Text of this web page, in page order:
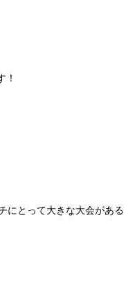
！
にとって大きな大会がある